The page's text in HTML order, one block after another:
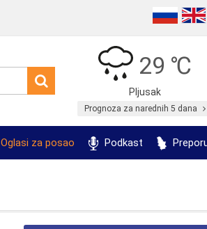
29 ℃
Pljusak
Prognoza za narednih 5 dana
Oglasi za posao Podkast